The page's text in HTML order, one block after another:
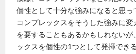
個性として十分な強みになると思っ
コンプレックスをそうした強みに
を要することもあるかもしれないが
ックスを個性の1つとして発揮でき